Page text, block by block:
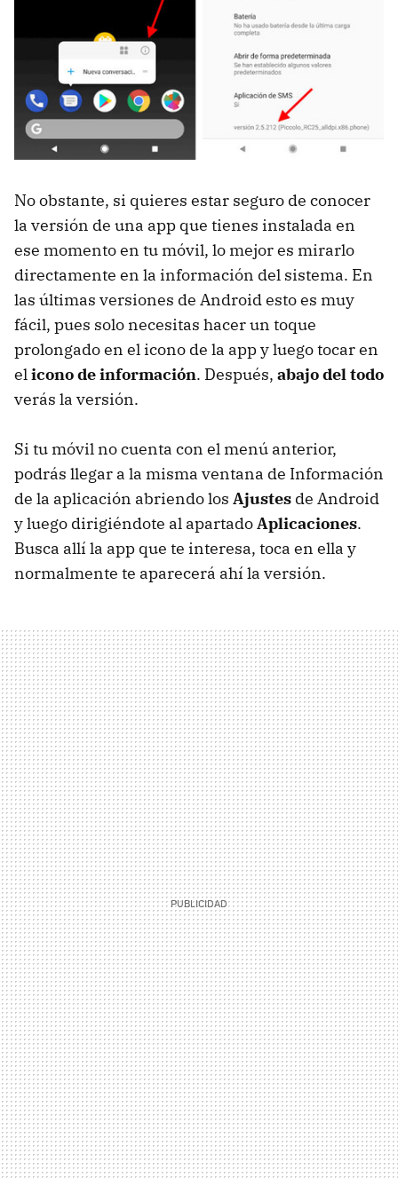
No obstante, si quieres estar seguro de conocer
la versión de una app que tienes instalada en
ese momento en tu móvil, lo mejor es mirarlo
directamente en la información del sistema. En
las últimas versiones de Android esto es muy
fácil, pues solo necesitas hacer un toque
prolongado en el icono de la app y luego tocar en
elicono de información. Después, abajo del todo
verás la versión.
Si tu móvil no cuenta con el menú anterior,
podrás llegar a la misma ventana de Información
de la aplicación abriendo los Ajustes de Android
y luego dirigiéndote al apartadoAplicaciones.
Busca allí la app que te interesa, toca en ella y
normalmente te aparecerá ahí la versión.